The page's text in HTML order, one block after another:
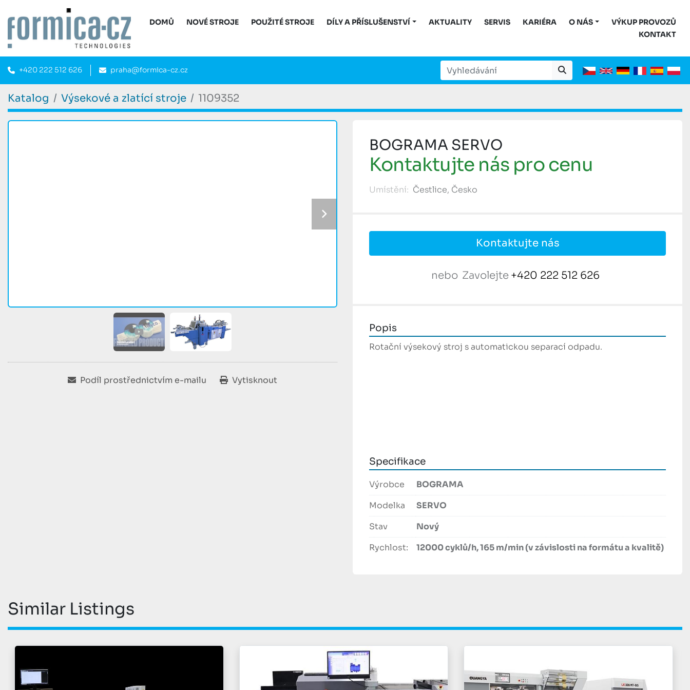
DOMŮ NOVÉ STROJE POUŽITÉ STROJE DÍLY A PŘÍSLUŠENSTVÍ AKTUALITY SERVIS KARIÉRA O NÁS
VÝKUP PROVOZŮ
KONTAKT
+420 222 512 626 praha@formica-cz.cz
Katalog Výsekové a zlatící stroje 1109352
Podíl prostřednictvím e-mailu Vytisknout
BOGRAMA SERVO
Kontaktujte nás pro cenu
Umístění: Čestlice, Česko
Kontaktujte nás
nebo Zavolejte +420 222 512 626
Popis
Rotační výsekový stroj s automatickou separací odpadu.
Specifikace
Výrobce
BOGRAMA
Modelka
SERVO
Stav
Nový
Rychlost:
12000 cyklů/h, 165 m/min (v závislosti na formátu a kvalitě)
Similar Listings